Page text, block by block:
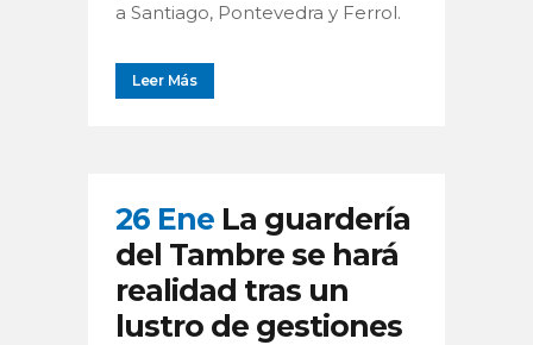
a Santiago, Pontevedra y Ferrol.
Leer Más
26 Ene La guardería
del Tambre se hará
realidad tras un
lustro de gestiones